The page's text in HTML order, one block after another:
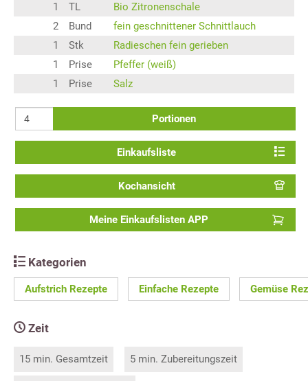
1
TL
Bio Zitronenschale
2
Bund
fein geschnittener Schnittlauch
1
Stk
Radieschen fein gerieben
1
Prise
Pfeffer (weiß)
1
Prise Salz
Portionen
Einkaufsliste
Kochansicht
Meine Einkaufslisten APP
Kategorien
Aufstrich Rezepte Einfache Rezepte Gemüse
Zeit
15 min. Gesamtzeit 5 min. Zubereitungszeit